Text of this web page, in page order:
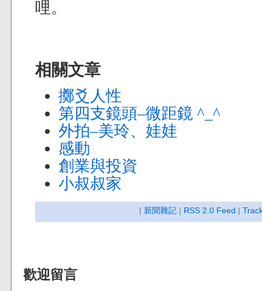
哩。
相關文章
擲爻人性
第四支鏡頭–微距鏡 ^_^
外拍–美玲、娃娃
感動
創業與投資
小叔叔家
| 新聞雜記 | RSS 2.0 Feed |
歡迎留言